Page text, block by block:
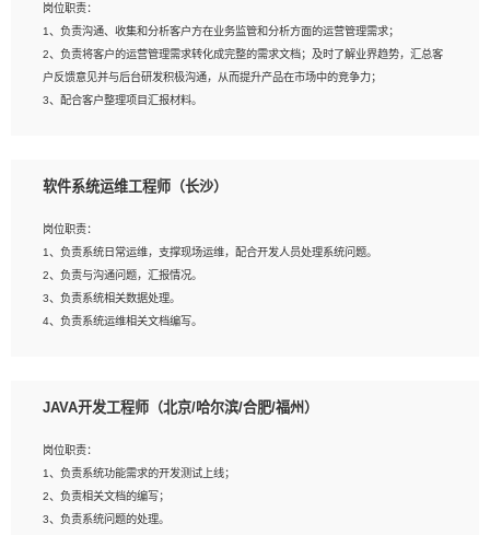
建深度学习系统环境；
4、熟悉OPENCV、HALCON等常用图像处理软件，熟练进行图像处理；
5、熟悉主流的分类算法、聚类算法和关联分析算法原理，能熟练使用神经网络算法
的进行业务建模；
6、对OCR领域有深入的研究，熟悉模型调参，压缩和整型化方法；
岗位职责：
1、负责沟通、收集和分析客户方在业务监管和分析方面的运营管理需求；
2、负责将客户的运营管理需求转化成完整的需求文档；及时了解业界趋势，汇总客
户反馈意见并与后台研发积极沟通，从而提升产品在市场中的竞争力；
3、配合客户整理项目汇报材料。
1、3年以上运营或解决方案的工作经验。
征，可独立提出完整的优化方案,并推动方案执行达成结果；熟练使用PPT、
WORD、EXCEL等办公软件；
3、深入理解公司各项AI产品和技术信息；具有较强的文档编写能力，能独立撰写
PPT、方案建议书等，面试时需携带个人制作的专业PPT文件进行展示。
软件系统运维工程师（长沙）
岗位职责：
1、负责系统日常运维，支撑现场运维，配合开发人员处理系统问题。
2、负责与沟通问题，汇报情况。
3、负责系统相关数据处理。
4、负责系统运维相关文档编写。
岗位要求：
2、精通linux命令。
3、熟悉oracle、mysql 数据库。
4、善于沟通，具有良好的团队合作精神和协作能力。
5、必须有实际的生产环境系统维护经验。
JAVA开发工程师（北京/哈尔滨/合肥/福州）
岗位职责：
1、负责系统功能需求的开发测试上线；
2、负责相关文档的编写；
3、负责系统问题的处理。